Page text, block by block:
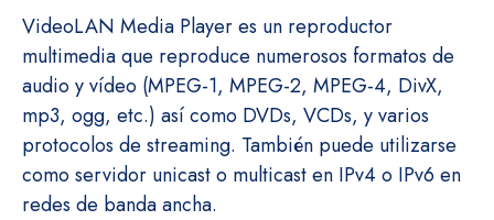
VideoLAN Media Player es un reproductor
multimedia que reproduce numerosos formatos de
audio y vídeo (MPEG-1, MPEG-2, MPEG-4, DivX,
mp3, ogg, etc.) así como DVDs, VCDs, y varios
protocolos de streaming. También puede utilizarse
como servidor unicast o multicast en IPv4 o IPv6 en
redes de banda ancha.